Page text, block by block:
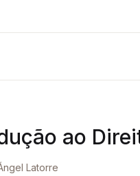
ao
Latorre